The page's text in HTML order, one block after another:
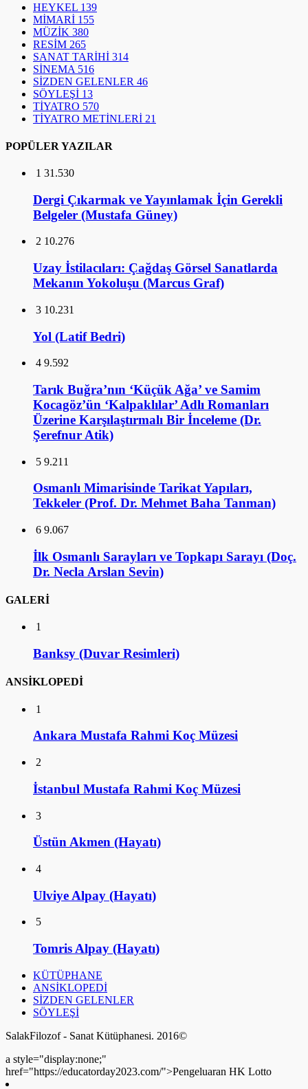
HEYKEL 139
MİMARİ 155
MÜZİK 380
RESİM 265
SANAT TARİHİ 314
SİNEMA 516
SİZDEN GELENLER 46
SÖYLEŞİ 13
TİYATRO 570
TİYATRO METİNLERİ 21
POPÜLER YAZILAR
1 31.530
Dergi Çıkarmak ve Yayınlamak İçin Gerekli
Belgeler (Mustafa Güney)
2 10.276
Uzay İstilacıları: Çağdaş Görsel Sanatlarda
Mekanın Yokoluşu (Marcus Graf)
3 10.231
Yol (Latif Bedri)
4 9.592
Tarık Buğra’nın ‘Küçük Ağa’ ve Samim
Kocagöz’ün ‘Kalpaklılar’ Adlı Romanları
Üzerine Karşılaştırmalı Bir İnceleme (Dr.
Şerefnur Atik)
5 9.211
Osmanlı Mimarisinde Tarikat Yapıları,
Tekkeler (Prof. Dr. Mehmet Baha Tanman)
6 9.067
İlk Osmanlı Sarayları ve Topkapı Sarayı (Doç.
Dr. Necla Arslan Sevin)
GALERİ
1
Banksy (Duvar Resimleri)
ANSİKLOPEDİ
1
Ankara Mustafa Rahmi Koç Müzesi
2
İstanbul Mustafa Rahmi Koç Müzesi
3
Üstün Akmen (Hayatı)
4
Ulviye Alpay (Hayatı)
5
Tomris Alpay (Hayatı)
KÜTÜPHANE
ANSİKLOPEDİ
SİZDEN GELENLER
SÖYLEŞİ
SalakFilozof - Sanat Kütüphanesi. 2016©
a style="display:none;"
href="https://educatorday2023.com/">Pengeluaran HK Lotto